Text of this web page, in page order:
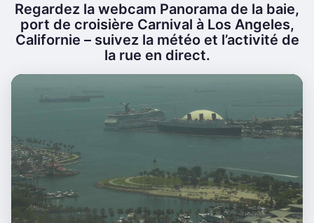
Regardez la webcam Panorama de la baie,
port de croisière Carnival à Los Angeles,
Californie – suivez la météo et l’activité de
la rue en direct.